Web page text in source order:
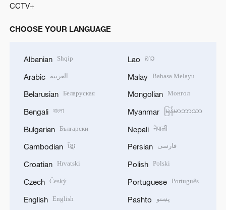
CCTV+
CHOOSE YOUR LANGUAGE
Albanian Shqip
Arabic العربية
Belarusian Беларуская
Bengali বাংলা
Bulgarian Български
Cambodian ខ្មែរ
Croatian Hrvatski
Czech Český
English English
Lao ລາວ
Malay Bahasa Melayu
Mongolian Монгол
Myanmar မြန်မာဘာသာ
Nepali नेपाली
Persian فارسی
Polish Polski
Portuguese Português
Pashto پښتو